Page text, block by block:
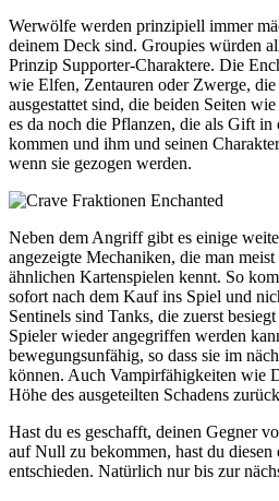
Werwölfe werden prinzipiell immer
deinem Deck sind. Groupies würden
Prinzip Supporter-Charaktere. Die
wie Elfen, Zentauren oder Zwerge,
ausgestattet sind, die beiden Seiten
es da noch die Pflanzen, die als Gift in
kommen und ihm und seinen
wenn sie gezogen werden.
Neben dem Angriff gibt es einige
angezeigte Mechaniken, die man meist
ähnlichen Kartenspielen kennt. So
sofort nach dem Kauf ins Spiel und
Sentinels sind Tanks, die zuerst
Spieler wieder angegriffen werden
bewegungsunfähig, so dass sie im
können. Auch Vampirfähigkeiten wie
Höhe des ausgeteilten Schadens
Hast du es geschafft, deinen Gegner
auf Null zu bekommen, hast du
entschieden. Natürlich nur bis zur